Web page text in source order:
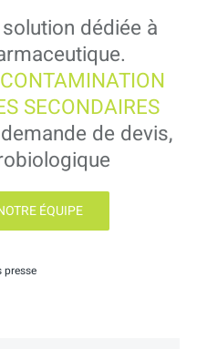
dédiée à
SECONDAIRES
de devis,
ÉQUIPE
presse